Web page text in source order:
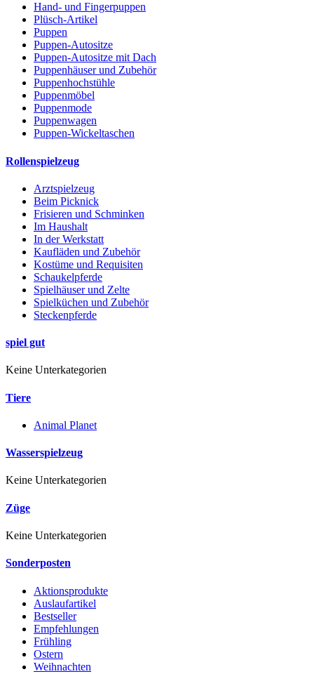
Hand- und Fingerpuppen
Plüsch-Artikel
Puppen
Puppen-Autositze
Puppen-Autositze mit Dach
Puppenhäuser und Zubehör
Puppenhochstühle
Puppenmöbel
Puppenmode
Puppenwagen
Puppen-Wickeltaschen
Rollenspielzeug
Arztspielzeug
Beim Picknick
Frisieren und Schminken
Im Haushalt
In der Werkstatt
Kaufläden und Zubehör
Kostüme und Requisiten
Schaukelpferde
Spielhäuser und Zelte
Spielküchen und Zubehör
Steckenpferde
spiel gut
Keine Unterkategorien
Tiere
Animal Planet
Wasserspielzeug
Keine Unterkategorien
Züge
Keine Unterkategorien
Sonderposten
Aktionsprodukte
Auslaufartikel
Bestseller
Empfehlungen
Frühling
Ostern
Weihnachten